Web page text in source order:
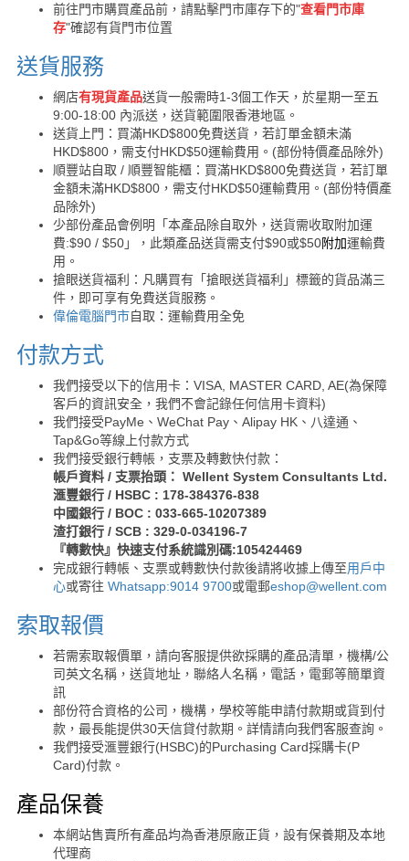
前往門市購買產品前，請點擊門市庫存下的"查看門市庫
存"確認有貨門市位置
送貨服務
網店有現貨產品送貨一般需時1-3個工作天，於星期一至五
9:00-18:00 內派送，送貨範圍限香港地區。
送貨上門：買滿HKD$800免費送貨，若訂單金額未滿
HKD$800，需支付HKD$50運輸費用。(部份特價產品除外)
順豐站自取 / 順豐智能櫃：買滿HKD$800免費送貨，若訂單
金額未滿HKD$800，需支付HKD$50運輸費用。(部份特價產
品除外)
少部份產品會例明「本產品除自取外，送貨需收取附加運
費:$90 / $50」，此類產品送貨需支付$90或$50附加運輸費
用。
搶眼送貨福利：凡購買有「搶眼送貨福利」標籤的貨品滿三
件，即可享有免費送貨服務。
偉倫電腦門市自取：運輸費用全免
付款方式
我們接受以下的信用卡：VISA, MASTER CARD, AE(為保障
客戶的資訊安全，我們不會記錄任何信用卡資料)
我們接受PayMe、WeChat Pay、Alipay HK、八達通、
Tap&Go等線上付款方式
我們接受銀行轉帳，支票及轉數快付款：
帳戶資料 / 支票抬頭： Wellent System Consultants Ltd.
滙豐銀行 / HSBC : 178-384376-838
中國銀行 / BOC : 033-665-10207389
渣打銀行 / SCB : 329-0-034196-7
『轉數快』快速支付系統識別碼:105424469
完成銀行轉帳、支票或轉數快付款後請將收據上傳至用戶中
心或寄往 Whatsapp:9014 9700或電郵eshop@wellent.com
索取報價
若需索取報價單，請向客服提供欲採購的產品清單，機構/公
司英文名稱，送貨地址，聯絡人名稱，電話，電郵等簡單資
訊
部份符合資格的公司，機構，學校等能申請付款期或貨到付
款，最長能提供30天信貸付款期。詳情請向我們客服查詢。
我們接受滙豐銀行(HSBC)的Purchasing Card採購卡(P
Card)付款。
產品保養
本網站售賣所有產品均為香港原廠正貨，設有保養期及本地
代理商